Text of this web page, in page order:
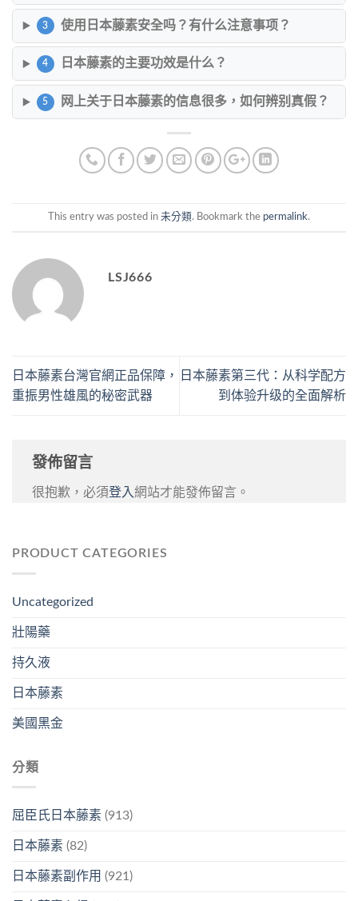
3 使用日本藤素安全吗？有什么注意事项？
4 日本藤素的主要功效是什么？
5 网上关于日本藤素的信息很多，如何辨别真假？
This entry was posted in 未分類. Bookmark the permalink.
LSJ666
日本藤素台灣官網正品保障，
重振男性雄風的秘密武器
日本藤素第三代：从科学配方
到体验升级的全面解析
發佈留言
很抱歉，必須登入網站才能發佈留言。
PRODUCT CATEGORIES
Uncategorized
壯陽藥
持久液
日本藤素
美國黑金
分類
屈臣氏日本藤素 (913)
日本藤素 (82)
日本藤素副作用 (921)